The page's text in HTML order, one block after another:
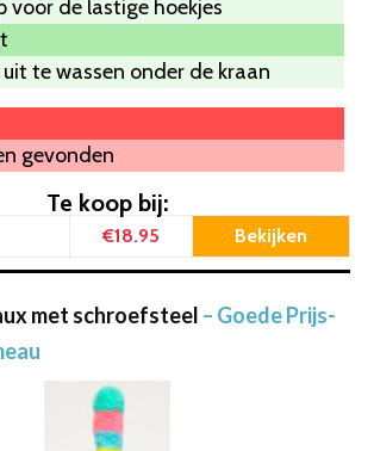
voor de lastige hoekjes
te wassen onder de kraan
gevonden
Te koop bij:
€18.95 Bekijken
met schroefsteel – Goede Prijs-